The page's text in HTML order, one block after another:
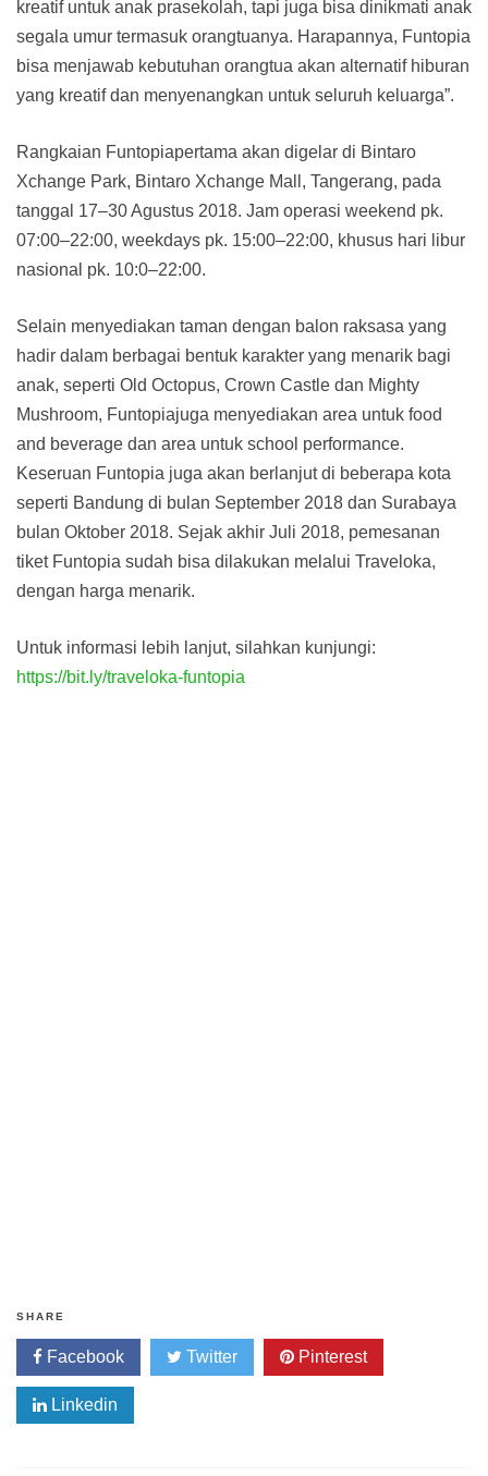
kreatif untuk anak prasekolah, tapi juga bisa dinikmati anak
segala umur termasuk orangtuanya. Harapannya, Funtopia
bisa menjawab kebutuhan orangtua akan alternatif hiburan
yang kreatif dan menyenangkan untuk seluruh keluarga”.
Rangkaian Funtopiapertama akan digelar di Bintaro
Xchange Park, Bintaro Xchange Mall, Tangerang, pada
tanggal 17–30 Agustus 2018. Jam operasi weekend pk.
07:00–22:00, weekdays pk. 15:00–22:00, khusus hari libur
nasional pk. 10:0–22:00.
Selain menyediakan taman dengan balon raksasa yang
hadir dalam berbagai bentuk karakter yang menarik bagi
anak, seperti Old Octopus, Crown Castle dan Mighty
Mushroom, Funtopiajuga menyediakan area untuk food
and beverage dan area untuk school performance.
Keseruan Funtopia juga akan berlanjut di beberapa kota
seperti Bandung di bulan September 2018 dan Surabaya
bulan Oktober 2018. Sejak akhir Juli 2018, pemesanan
tiket Funtopia sudah bisa dilakukan melalui Traveloka,
dengan harga menarik.
Untuk informasi lebih lanjut, silahkan kunjungi:
https://bit.ly/traveloka-funtopia
SHARE
Facebook Twitter Pinterest
Linkedin